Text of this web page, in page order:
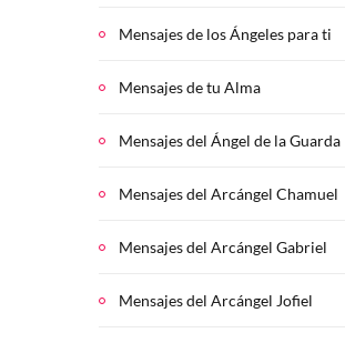
Mensajes de los Ángeles para ti
Mensajes de tu Alma
Mensajes del Ángel de la Guarda
Mensajes del Arcángel Chamuel
Mensajes del Arcángel Gabriel
Mensajes del Arcángel Jofiel